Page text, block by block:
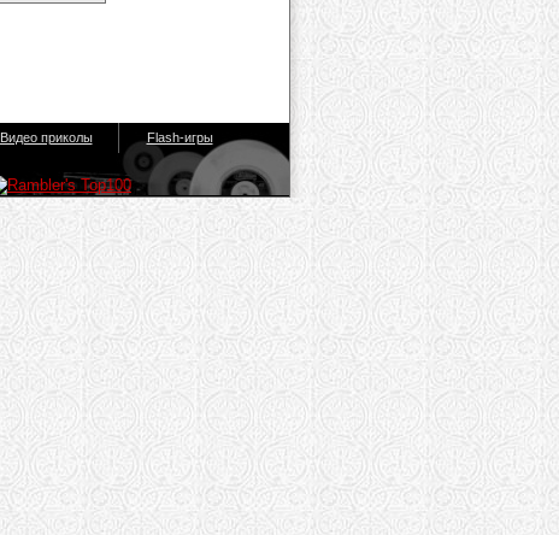
Видео приколы Flash-игры